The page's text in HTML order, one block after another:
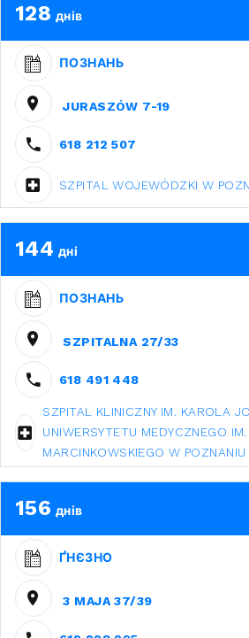
128 днів
ПОЗНАНЬ
JURASZÓW 7-19
618 212 507
SZPITAL WOJEWÓDZKI W
144 дні
ПОЗНАНЬ
SZPITALNA 27/33
618 491 448
SZPITAL KLINICZNY IM. KAROLA
UNIWERSYTETU MEDYCZNEGO
MARCINKOWSKIEGO W POZNANIU
156 днів
ҐНЄЗНО
3 MAJA 37/39